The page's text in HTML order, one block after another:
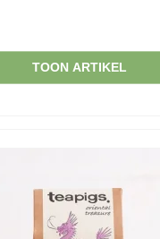
TOON ARTIKEL